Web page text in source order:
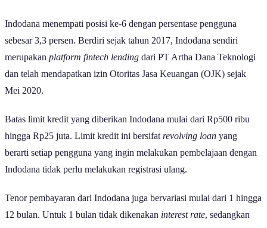
Indodana menempati posisi ke-6 dengan persentase pengguna
sebesar 3,3 persen. Berdiri sejak tahun 2017, Indodana sendiri
merupakan platform fintech lending dari PT Artha Dana Teknologi
dan telah mendapatkan izin Otoritas Jasa Keuangan (OJK) sejak
Mei 2020.
Batas limit kredit yang diberikan Indodana mulai dari Rp500 ribu
hingga Rp25 juta. Limit kredit ini bersifatrevolving loan yang
berarti setiap pengguna yang ingin melakukan pembelajaan dengan
Indodana tidak perlu melakukan registrasi ulang.
Tenor pembayaran dari Indodana juga bervariasi mulai dari 1 hingga
12 bulan. Untuk 1 bulan tidak dikenakan interest rate, sedangkan